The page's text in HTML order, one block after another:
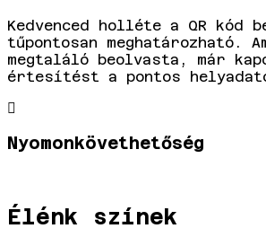
Kedvenced holléte a QR kód
tűpontosan meghatározható.
megtaláló beolvasta, már
értesítést a pontos
Nyomonkövethetőség
Élénk színek